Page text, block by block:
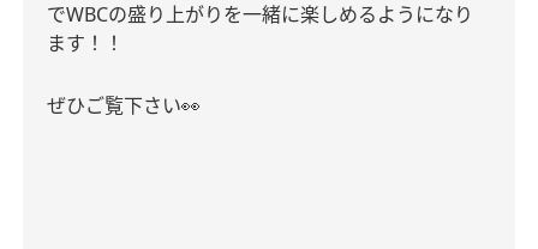
でWBCの盛り上がりを一緒に楽しめるようになり
ます！！
ぜひご覧下さい👀